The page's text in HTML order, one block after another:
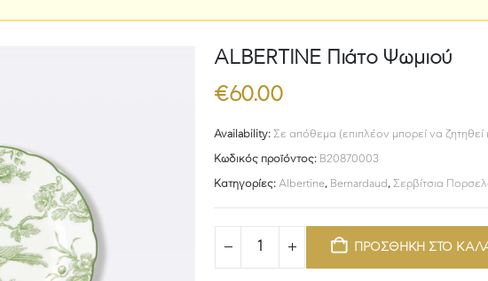
ALBERTINE Πιάτο Ψωμιού
€60.00
Availability: Σε απόθεμα (επιπλέον μπορεί να ζητηθεί
Κωδικός προϊόντος: B20870003
Κατηγορίες: Albertine, Bernardaud , Σερβίτσια
ΠΡΟΣΘΗΚΗ ΣΤΟ